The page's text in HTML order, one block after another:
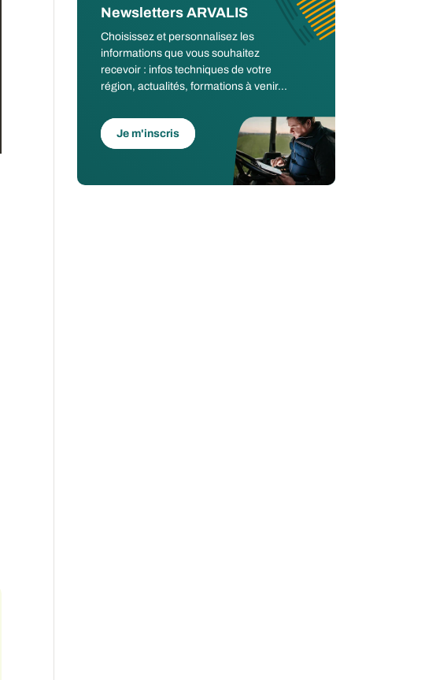
Newsletters ARVALIS
Choisissez et personnalisez les
informations que vous souhaitez
recevoir : infos techniques de votre
région, actualités, formations à venir...
Je m'inscris